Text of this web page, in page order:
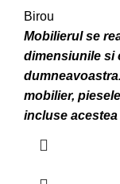
Birou
Mobilierul se
dimensiunile si
dumneavoastra.
mobilier,
incluse